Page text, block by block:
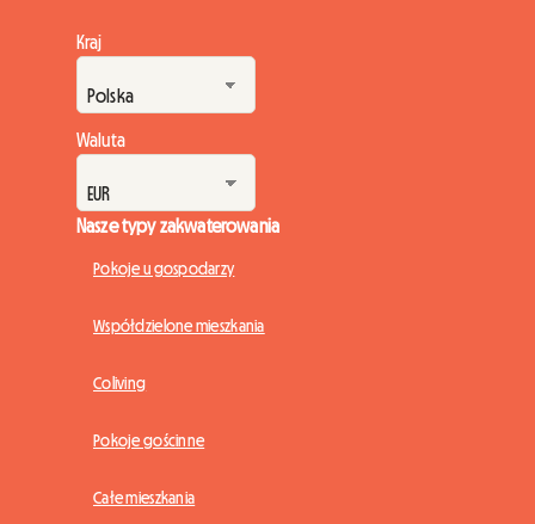
Kraj
Waluta
Nasze typy zakwaterowania
Pokoje u gospodarzy
Współdzielone mieszkania
Coliving
Pokoje gościnne
Całe mieszkania